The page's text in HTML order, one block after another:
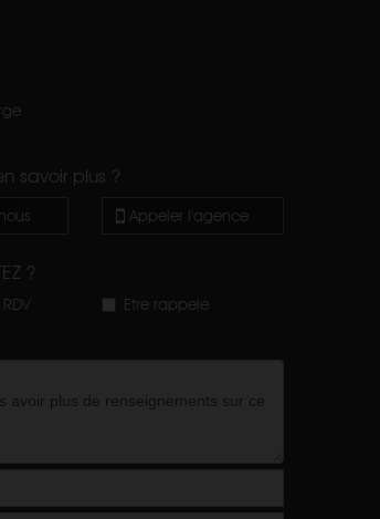
savoir plus ?
Appeler l'agence
?
Etre rappelé